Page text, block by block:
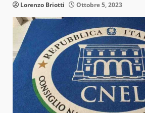
Lorenzo Briotti Ottobre 5, 2023